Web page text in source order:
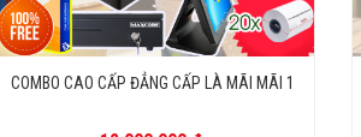
COMBO CAO CẤP ĐẲNG CẤP LÀ MÃI MÃI 1